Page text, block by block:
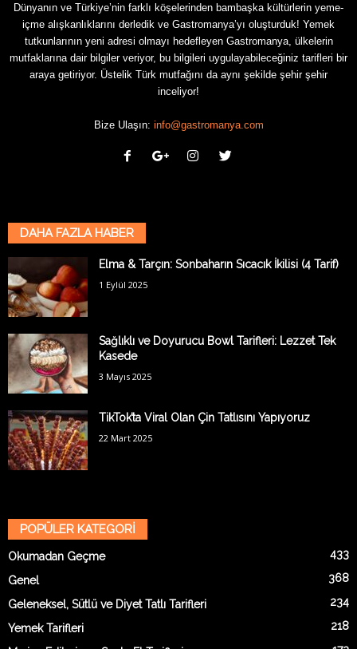
Dünyanın ve Türkiye’nin farklı köşelerinden bambaşka kültürlerin yeme-
içme alışkanlıklarını derledik ve Gastromanya’yı oluşturduk! Yemek
tutkunlarının yeni adresi olmayı hedefleyen Gastromanya, ülkelerin
mutfaklarına dair bilgiler veriyor, bu bilgileri uygulayabileceğiniz tarifleri bir
araya getiriyor. Üstelik Türk mutfağını da aynı şekilde şehir şehir
inceliyor!
Bize Ulaşın: info@gastromanya.com
DAHA FAZLA HABER
Elma & Tarçın: Sonbaharın Sıcacık İkilisi (4 Tarif)
1 Eylül 2025
Sağlıklı ve Doyurucu Bowl Tarifleri: Lezzet Tek
Kasede
3 Mayıs 2025
TikTok’ta Viral Olan Çin Tatlısını Yapıyoruz
22 Mart 2025
POPÜLER KATEGORİ
Okumadan Geçme 433
Genel 368
Geleneksel, Sütlü ve Diyet Tatlı Tarifleri 234
Yemek Tarifleri 218